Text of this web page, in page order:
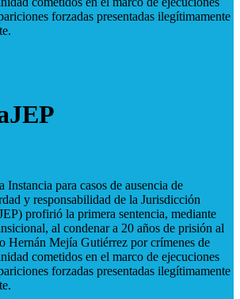
forzadas presentadas ilegítimamente
Instancia para casos de ausencia de
y responsabilidad de la Jurisdicción
profirió la primera sentencia, mediante
al condenar a 20 años de prisión al
Hernán Mejía Gutiérrez por crímenes de
cometidos en el marco de ejecuciones
forzadas presentadas ilegítimamente